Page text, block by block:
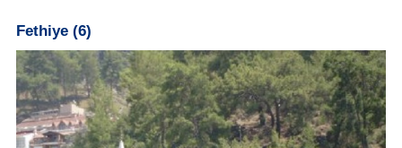
Fethiye (6)